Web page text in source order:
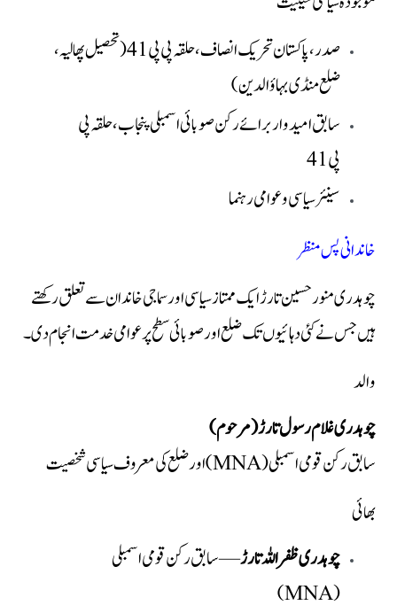
صدر، پاکستان تحریک انصاف، حلقہ پی پی 41 (تحصیل پھالیہ،
ضلع منڈی بہاؤالدین)
سابق امیدوار برائے رکن صوبائی اسمبلی پنجاب، حلقہ پی
پی 41
سینئر سیاسی و عوامی رہنما
خاندانی پس منظر
چوہدری منور حسین تارڑ ایک ممتاز سیاسی اور سماجی خاندان سے تعلق رکھتے
ہیں جس نے کئی دہائیوں تک ضلع اور صوبائی سطح پر عوامی خدمت انجام دی۔
والد
چوہدری غلام رسول تارڑ (مرحوم)
سابق رکن قومی اسمبلی (MNA) اور ضلع کی معروف سیاسی شخصیت
بھائی
چوہدری ظفر اللہ تارڑ— سابق رکن قومی اسمبلی
(MNA)